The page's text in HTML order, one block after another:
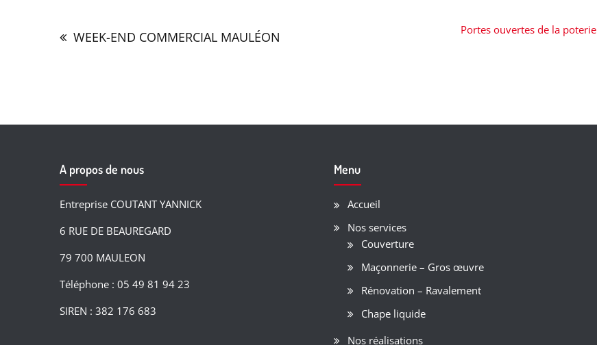
de
l’article
WEEK-END COMMERCIAL MAULÉON Portes ouvertes de la poterie
A propos de nous
Entreprise COUTANT YANNICK
6 RUE DE BEAUREGARD
79 700 MAULEON
Téléphone : 05 49 81 94 23
SIREN : 382 176 683
Menu
Accueil
Nos services
Couverture
Maçonnerie – Gros œuvre
Rénovation – Ravalement
Chape liquide
Nos réalisations